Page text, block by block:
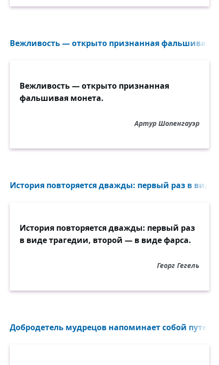
Вежливость — открыто признанная фальшивая
Вежливость — открыто признанная
фальшивая монета.
Артур Шопенгауэр
История повторяется дважды: первый раз в виде
История повторяется дважды: первый раз
в виде трагедии, второй — в виде фарса.
Георг Гегель
Добродетель мудрецов напоминает собой